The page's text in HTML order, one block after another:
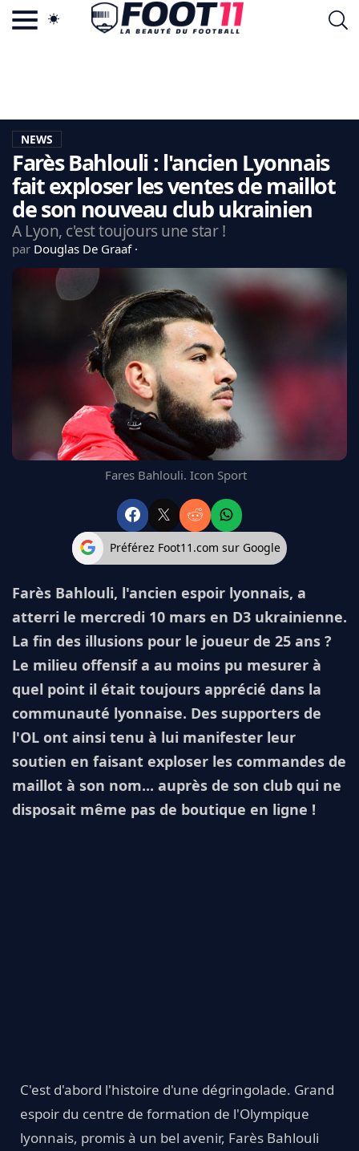
LA CHARTE
VIE PRIVÉE
CGU
CONTACTEZ-NOUS
MERCATO
CDM 2026
REAL MADRID
FC BARCELONE
MANCHESTER UNITED
ARSENAL
BAYERN
L'AVIS DE LA RÉDAC'
NEWS
Farès Bahlouli : l'ancien Lyonnais
fait exploser les ventes de maillot
de son nouveau club ukrainien
A Lyon, c'est toujours une star !
par Douglas De Graaf
Fares Bahlouli. Icon Sport
Préférez Foot11.com sur Google
Farès Bahlouli, l'ancien espoir lyonnais, a
atterri le mercredi 10 mars en D3 ukrainienne.
La fin des illusions pour le joueur de 25 ans ?
Le milieu offensif a au moins pu mesurer à
quel point il était toujours apprécié dans la
communauté lyonnaise. Des supporters de
l'OL ont ainsi tenu à lui manifester leur
soutien en faisant exploser les commandes de
maillot à son nom... auprès de son club qui ne
disposait même pas de boutique en ligne !
C'est d'abord l'histoire d'une dégringolade. Grand
espoir du centre de formation de l'Olympique
lyonnais, promis à un bel avenir, Farès Bahlouli